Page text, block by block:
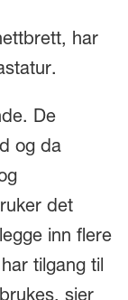
har
De
og da
det
inn flere
tilgang til